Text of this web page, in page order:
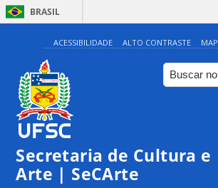
BRASIL
ACESSIBILIDADE ALTO CONTRASTE
Secretaria de Cultura e
Arte | SeCArte